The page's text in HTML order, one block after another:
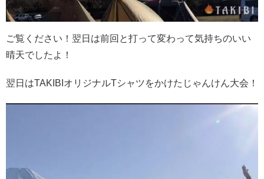
ご覧ください！翌日は前回と打って変わって気持ちのいい
晴天でしたよ！
翌日はTAKIBIオリジナルTシャツをかけたじゃんけん大会！